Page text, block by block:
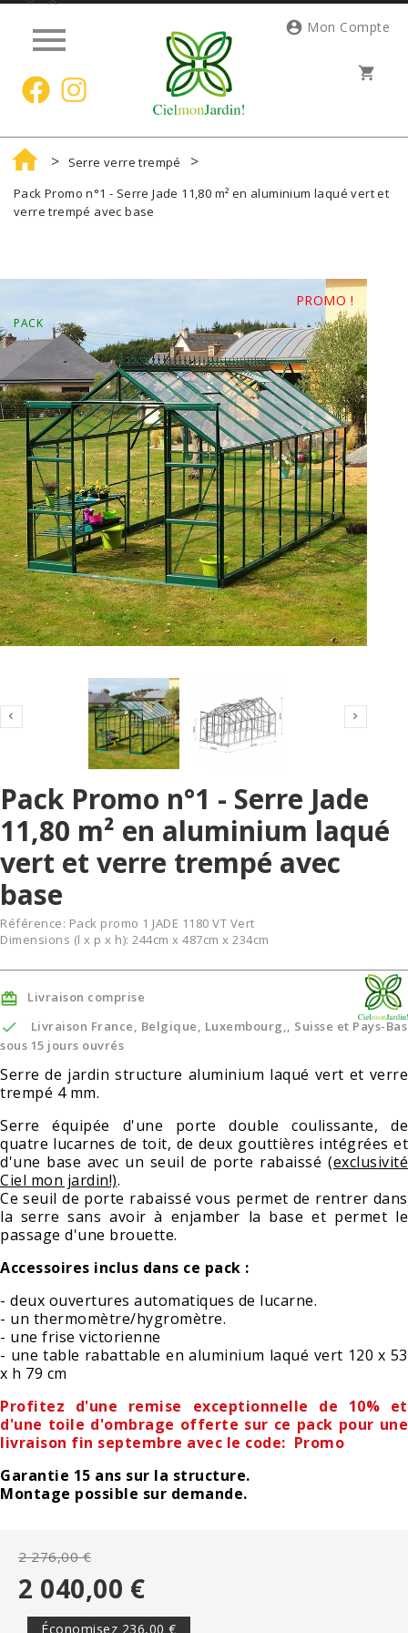

shopping_cart
 Mon Compte

Serre verre trempé
Pack Promo n°1 - Serre Jade 11,80 m² en aluminium laqué vert et
verre trempé avec base
PROMO !
PACK
 
Pack Promo n°1 - Serre Jade
11,80 m² en aluminium laqué
vert et verre trempé avec
base
Référence: Pack promo 1 JADE 1180 VT Vert
Dimensions (l x p x h): 244cm x 487cm x 234cm
 Livraison comprise

Livraison France, Belgique, Luxembourg,, Suisse et Pays-Bas
sous 15 jours ouvrés
Serre de jardin structure aluminium laqué vert et verre
trempé 4 mm.
Serre équipée d'une porte double coulissante, de
quatre lucarnes de toit, de deux gouttières intégrées et
d'une base avec un seuil de porte rabaissé (exclusivité
Ciel mon jardin!).
Ce seuil de porte rabaissé vous permet de rentrer dans
la serre sans avoir à enjamber la base et permet le
passage d'une brouette.
Accessoires inclus dans ce pack :
- deux ouvertures automatiques de lucarne.
- un thermomètre/hygromètre.
- une frise victorienne
- une table rabattable en aluminium laqué vert 120 x 53
x h 79 cm
Profitez d'une remise exceptionnelle de 10% et
d'une toile d'ombrage offerte sur ce pack pour une
livraison fin septembre avec le code: Promo
Garantie 15 ans sur la structure.
Montage possible sur demande.
2 276,00 €
2 040,00 €
Économisez 236,00 €